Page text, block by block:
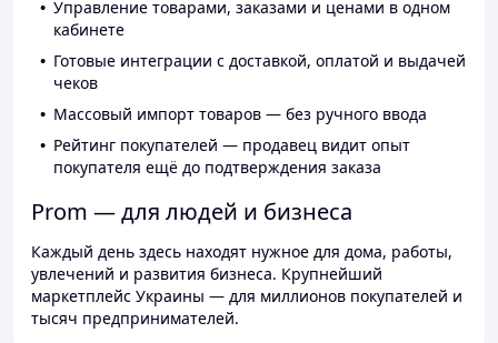
Управление товарами, заказами и ценами в одном
кабинете
Готовые интеграции с доставкой, оплатой и выдачей
чеков
Массовый импорт товаров — без ручного ввода
Рейтинг покупателей — продавец видит опыт
покупателя ещё до подтверждения заказа
Prom — для людей и бизнеса
Каждый день здесь находят нужное для дома, работы,
увлечений и развития бизнеса. Крупнейший
маркетплейс Украины — для миллионов покупателей и
тысяч предпринимателей.